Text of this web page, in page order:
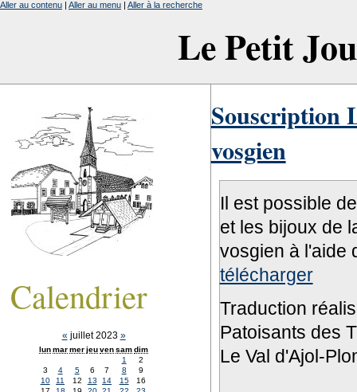
Le Petit
Aller au contenu | Aller au menu | Aller à la recherche
Souscription
vosgien
Il est possible
et les bijoux de
vosgien à l'aide
télécharger
Traduction
Patoisants des
Le Val d'Ajol-
Calendrier
« juillet 2023 »
lunmarmerjeuvensamdim
1
2
3
4 5 6 7 8
9
10
11 12 13 14 15
16